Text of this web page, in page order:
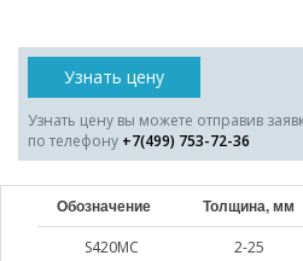
Узнать цену
Узнать цену вы можете отправив
по телефону +7(499) 753-72-36
Обозначение Толщина, мм
S420MC 2-25